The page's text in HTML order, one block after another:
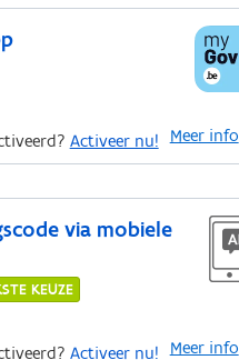
Meer info
Activeer nu!
via mobiele
KEUZE
Meer info
Activeer nu!